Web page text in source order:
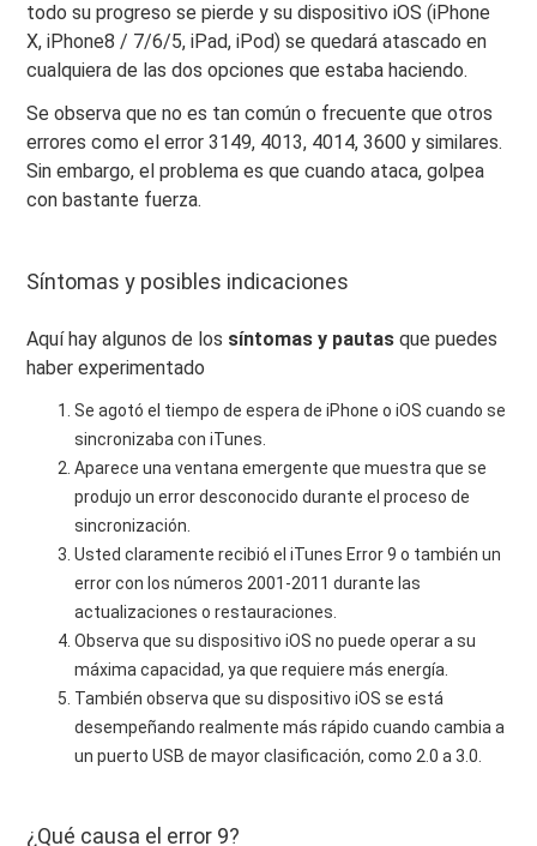
todo su progreso se pierde y su dispositivo iOS (iPhone
X, iPhone8 / 7/6/5, iPad, iPod) se quedará atascado en
cualquiera de las dos opciones que estaba haciendo.
Se observa que no es tan común o frecuente que otros
errores como el error 3149, 4013, 4014, 3600 y similares.
Sin embargo, el problema es que cuando ataca, golpea
con bastante fuerza.
Síntomas y posibles indicaciones
Aquí hay algunos de los síntomas y pautas que puedes
haber experimentado
Se agotó el tiempo de espera de iPhone o iOS cuando se
sincronizaba con iTunes.
Aparece una ventana emergente que muestra que se
produjo un error desconocido durante el proceso de
sincronización.
Usted claramente recibió el iTunes Error 9 o también un
error con los números 2001-2011 durante las
actualizaciones o restauraciones.
Observa que su dispositivo iOS no puede operar a su
máxima capacidad, ya que requiere más energía.
También observa que su dispositivo iOS se está
desempeñando realmente más rápido cuando cambia a
un puerto USB de mayor clasificación, como 2.0 a 3.0.
¿Qué causa el error 9?